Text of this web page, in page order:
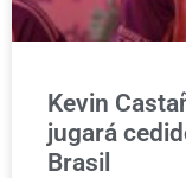
Kevin
jugará
Brasil